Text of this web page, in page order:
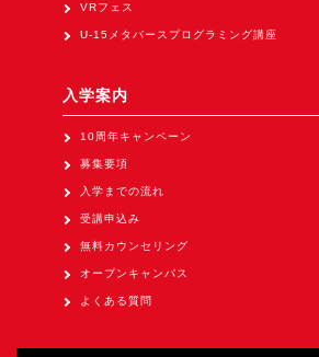
オートモーティブワールド2026
（1/21～23東京ビッグサイト）に出展。
（5/27～28 秋葉原UDX）に出展。
《求人》
求人申込み
VRフェス
U-15メタバースプログラミング講座
入学案内
10周年キャンペーン
募集要項
入学までの流れ
受講申込み
無料カウンセリング
オープンキャンパス
よくある質問